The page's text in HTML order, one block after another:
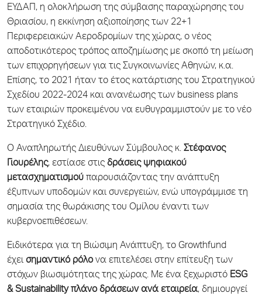
ΕΥΔΑΠ, η ολοκλήρωση της σύμβασης παραχώρησης του
Θριασίου, η εκκίνηση αξιοποίησης των 22+1
Περιφερειακών Αεροδρομίων της χώρας, ο νέος
αποδοτικότερος τρόπος αποζημίωσης με σκοπό τη μείωση
των επιχορηγήσεων για τις Συγκοινωνίες Αθηνών, κ.α.
Επίσης, το 2021 ήταν το έτος κατάρτισης του Στρατηγικού
Σχεδίου 2022-2024 και ανανέωσης των business plans
των εταιριών προκειμένου να ευθυγραμμιστούν με το νέο
Στρατηγικό Σχέδιο.
Ο Αναπληρωτής Διευθύνων Σύμβουλος κ. Στέφανος
Γιουρέλης, εστίασε στις δράσεις ψηφιακού
μετασχηματισμού παρουσιάζοντας την ανάπτυξη
έξυπνων υποδομών και συνεργειών, ενώ υπογράμμισε τη
σημασία της θωράκισης του Ομίλου έναντι των
κυβερνοεπιθέσεων.
Ειδικότερα για τη Βιώσιμη Ανάπτυξη, το Growthfund
έχει σημαντικό ρόλονα επιτελέσει στην επίτευξη των
στόχων βιωσιμότητας της χώρας. Με ένα ξεχωριστό ESG
&Sustainability πλάνο δράσεων ανά εταιρεία, δημιουργεί